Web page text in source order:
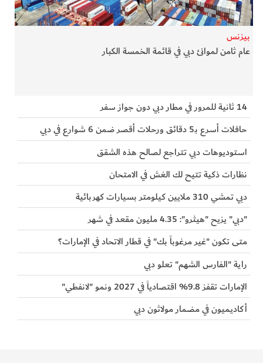
بيزنس
عام ثامن لموانئ دبي في قائمة الخمسة الكبار
14 ثانية للمرور في مطار دبي دون جواز سفر
حافلات أسرع بـ5 دقائق ورحلات أقصر ضمن 6 شوارع في دبي
استوديوهات دبي تتراجع لصالح هذه الشقق
نظارات ذكية تتيح لك الغش في الامتحان
دبي تمشي 310 ملايين كيلومتر بسيارات كهربائية
"دبي" يزيح "هيثرو": 4.35 مليون مقعد في شهر
متى تكون "غير مرغوباً بك" في قطار الاتحاد في الإمارات؟
راية "الفارس الشهم" تعلو دبي
الإمارات تقفز 9.8% اقتصادياً في 2027 ونمو "لانفطي"
أكاديميون في مضمار مولاثون دبي